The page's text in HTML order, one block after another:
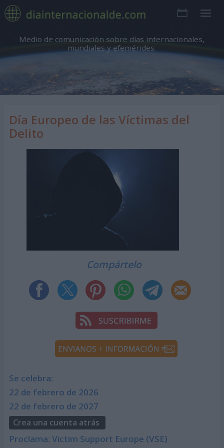
Medio de comunicación sobre días internacionales,
mundiales y efemérides.
Día Europeo de las Víctimas del
Delito
Compártelo
Se celebra:
22 de febrero de 2026
22 de febrero de 2027
Crea una cuenta atrás
Proclama: Victim Support Europe (VSE)